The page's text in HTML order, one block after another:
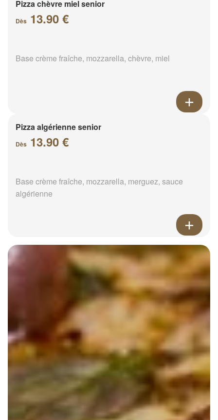
Pizza chèvre miel senior
Dès 13.90 €
Base crème fraîche, mozzarella, chèvre, miel
Pizza algérienne senior
Dès 13.90 €
Base crème fraîche, mozzarella, merguez, sauce
algérienne